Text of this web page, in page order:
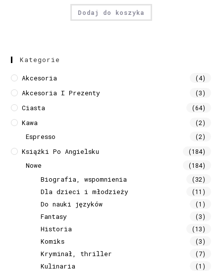
Dodaj do koszyka
Kategorie
Akcesoria (4)
Akcesoria I Prezenty (3)
Ciasta (64)
Kawa (2)
Espresso (2)
Książki Po Angielsku (184)
Nowe (184)
Biografia, wspomnienia (32)
Dla dzieci i młodzieży (11)
Do nauki języków (1)
Fantasy (3)
Historia (13)
Komiks (3)
Kryminał, thriller (7)
Kulinaria (1)